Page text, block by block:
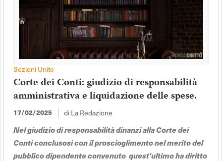
Sezioni Unite
Corte dei Conti: giudizio di responsabilità
amministrativa e liquidazione delle spese.
17/02/2025 di La Redazione
Nel giudizio di responsabilità dinanzi alla Corte dei
Conti conclusosi con il proscioglimento nel merito del
pubblico dipendente convenuto quest'ultimo ha diritto